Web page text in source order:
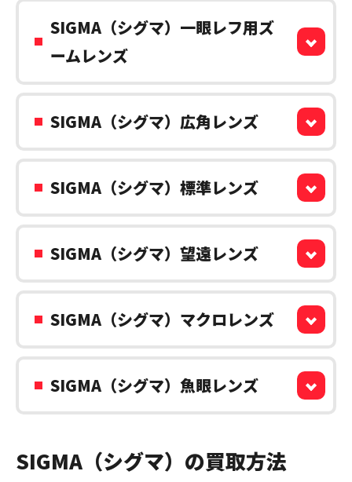
SIGMA（シグマ）一眼レフ用ズ
ームレンズ
SIGMA（シグマ）広角レンズ
SIGMA（シグマ）標準レンズ
SIGMA（シグマ）望遠レンズ
SIGMA（シグマ）マクロレンズ
SIGMA（シグマ）魚眼レンズ
SIGMA（シグマ）の買取方法